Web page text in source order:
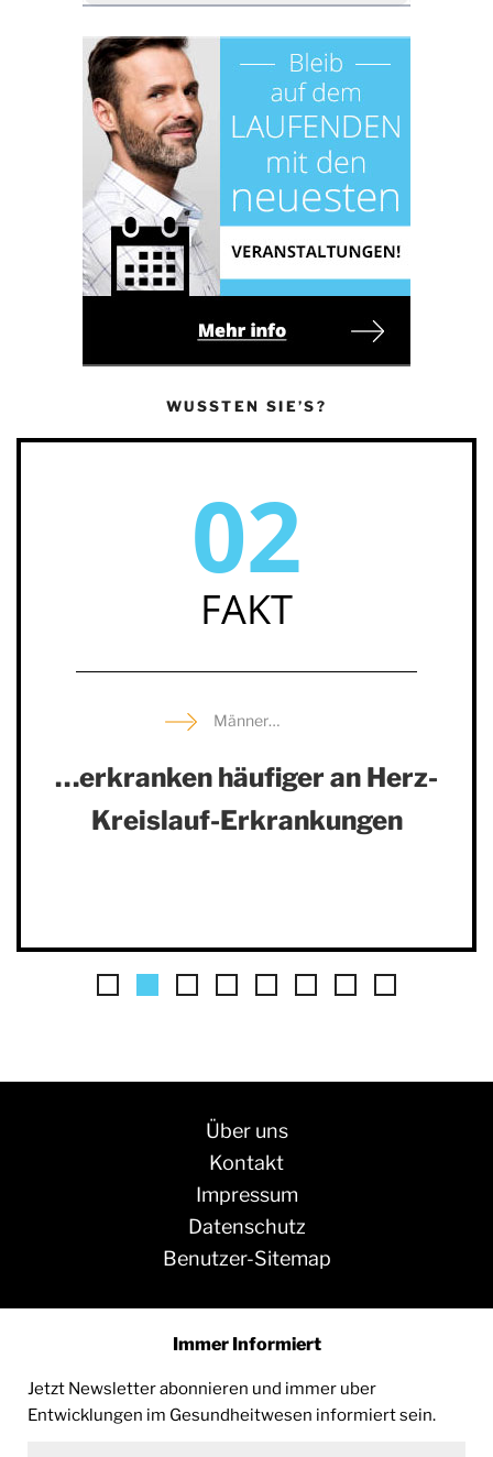
WUSSTEN SIE’S?
02
FAKT
Männer…
…erkranken häufiger an Herz-
Kreislauf-Erkrankungen
Über uns
Kontakt
Impressum
Datenschutz
Benutzer-Sitemap
Immer Informiert
Jetzt Newsletter abonnieren und immer uber
Entwicklungen im Gesundheitwesen informiert sein.